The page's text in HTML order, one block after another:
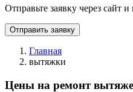
Отправьте заявку через сайт
Отправить заявку
Главная
вытяжки
Цены на ремонт